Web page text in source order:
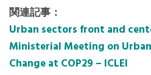
関連記事：
Urban sectors front and
Ministerial Meeting on
Change at COP29 – ICLEI